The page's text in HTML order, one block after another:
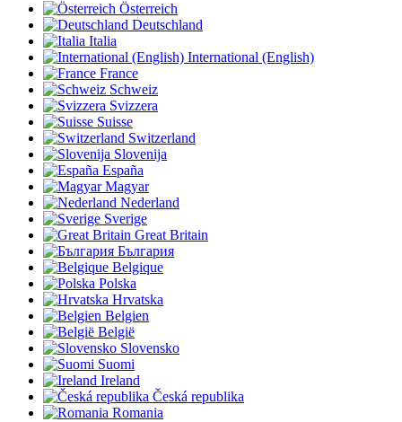
Österreich
Deutschland
Italia
International (English)
France
Schweiz
Svizzera
Suisse
Switzerland
Slovenija
España
Magyar
Nederland
Sverige
Great Britain
България
Belgique
Polska
Hrvatska
Belgien
België
Slovensko
Suomi
Ireland
Česká republika
Romania